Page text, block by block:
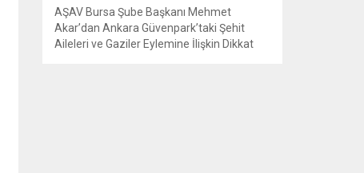
AŞAV Bursa Şube Başkanı Mehmet
Akar’dan Ankara Güvenpark’taki Şehit
Aileleri ve Gaziler Eylemine İlişkin Dikkat